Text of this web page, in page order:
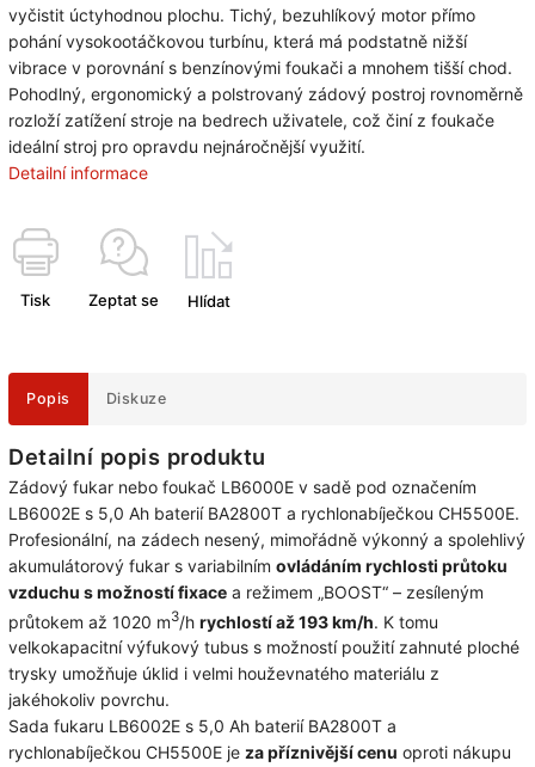
vyčistit úctyhodnou plochu. Tichý, bezuhlíkový motor přímo
pohání vysokootáčkovou turbínu, která má podstatně nižší
vibrace v porovnání s benzínovými foukači a mnohem tišší chod.
Pohodlný, ergonomický a polstrovaný zádový postroj rovnoměrně
rozloží zatížení stroje na bedrech uživatele, což činí z foukače
ideální stroj pro opravdu nejnáročnější využití.
Detailní informace
Tisk Zeptat se Hlídat
Popis Diskuze
Detailní popis produktu
Zádový fukar nebo foukač LB6000E v sadě pod označením
LB6002E s 5,0 Ah baterií BA2800T a rychlonabíječkou CH5500E.
Profesionální, na zádech nesený, mimořádně výkonný a spolehlivý
akumulátorový fukar s variabilním ovládáním rychlosti průtoku
vzduchu s možností fixace a režimem „BOOST“ – zesíleným
průtokem až 1020 m3/h rychlostí až 193 km/h . K tomu
velkokapacitní výfukový tubus s možností použití zahnuté ploché
trysky umožňuje úklid i velmi houževnatého materiálu z
jakéhokoliv povrchu.
Sada fukaru LB6002E s 5,0 Ah baterií BA2800T a
rychlonabíječkou CH5500E je za příznivější cenu oproti nákupu